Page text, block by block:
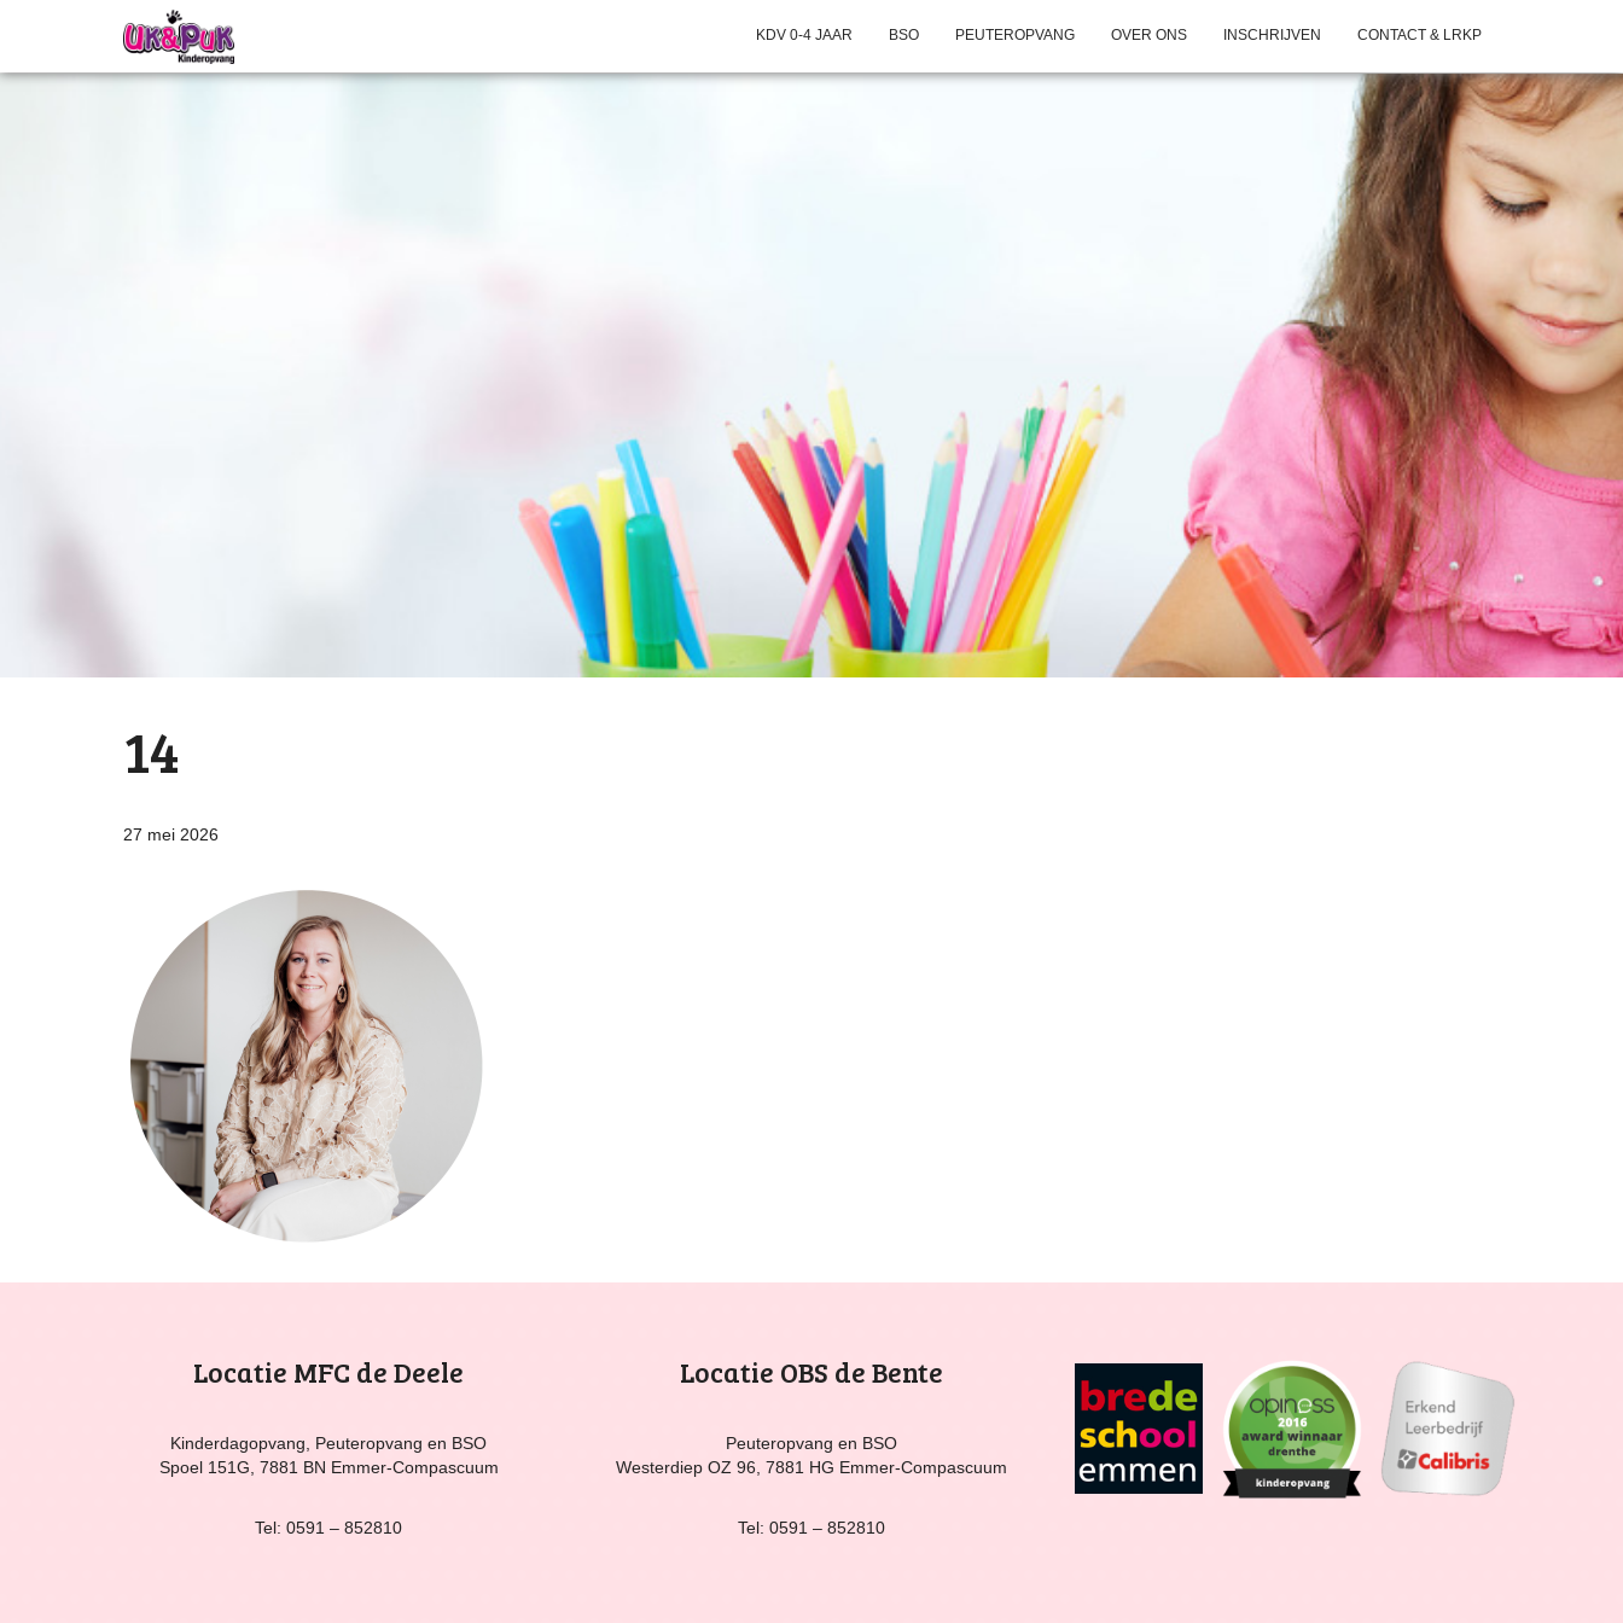
KDV 0-4 JAAR BSO PEUTEROPVANG OVER ONS INSCHRIJVEN CONTACT & LRKP
14
27 mei 2026
Locatie MFC de Deele
Kinderdagopvang, Peuteropvang en BSO
Spoel 151G, 7881 BN Emmer-Compascuum
Tel: 0591 – 852810
Locatie OBS de Bente
Peuteropvang en BSO
Westerdiep OZ 96, 7881 HG Emmer-Compascuum
Tel: 0591 – 852810